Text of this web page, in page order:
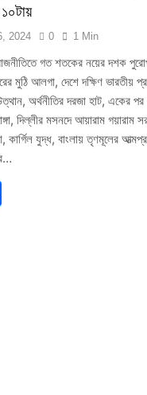
2024 0 1 Min
গত শতকের নয়ের দশক
মুঠি আলগা, দেশে দক্ষিণ ভারতীয়
উত্থান, অর্থনীতির দরজা হাট, একের
দিল্লীর মসনদে আয়ারাম গয়ারাম
কার্গিল যুদ্ধ, বাংলায় তৃণমূলের